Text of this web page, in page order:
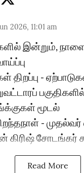
2026, 11:01 am
இன்றும்,
திறப்பு -
மூடல்
-
கிரிஷ் சோடங்கர்
Read More